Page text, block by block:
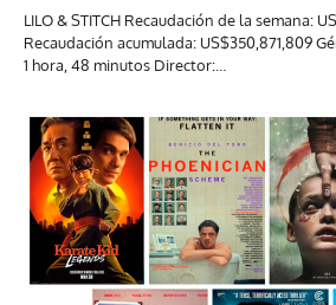
LILO & STITCH Recaudación de la semana:
Recaudación acumulada: US$350,871,809
1 hora, 48 minutos Director:…